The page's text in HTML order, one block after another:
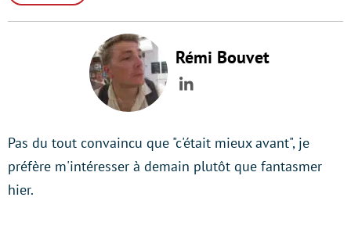
Rémi Bouvet
LinkedIn
Pas du tout convaincu que "c'était mieux avant", je
préfère m'intéresser à demain plutôt que fantasmer
hier.